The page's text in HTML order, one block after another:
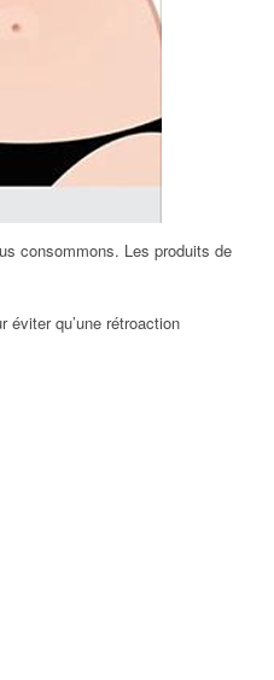
consommons. Les produits de
qu’une rétroaction